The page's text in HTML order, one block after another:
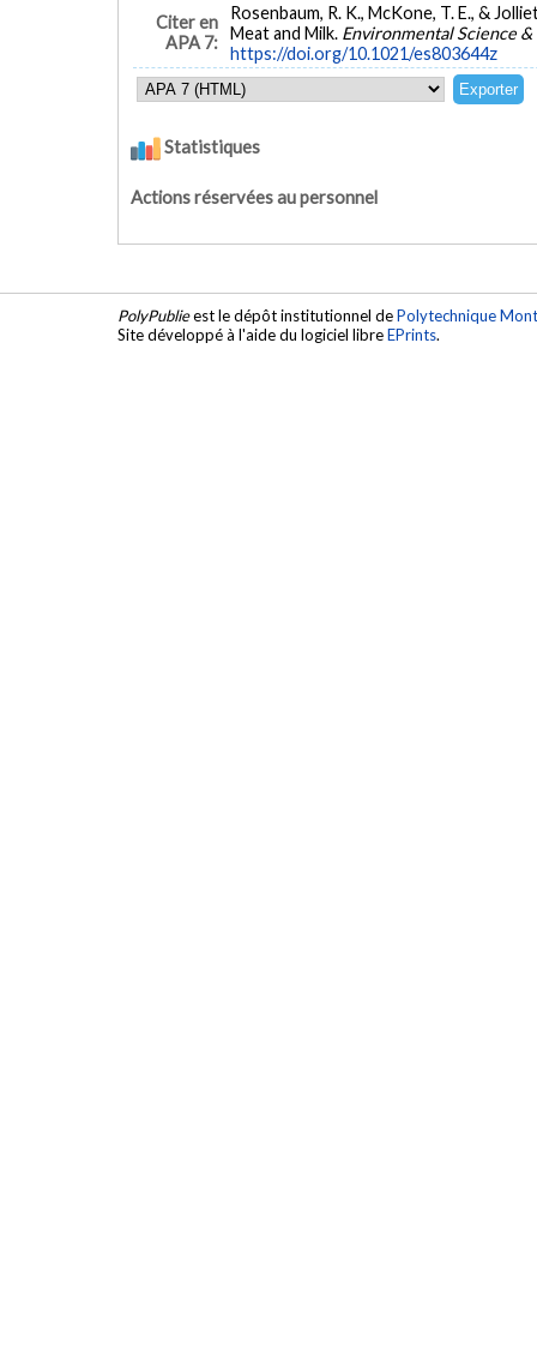
Citer en
APA 7:
Rosenbaum, R. K., McKone, T. E., &
Meat and Milk. Environmental Science &
https://doi.org/10.1021/es803644z
Statistiques
Actions réservées au personnel
PolyPublieest le dépôt institutionnel dePolytechnique
Site développé à l'aide du logiciel libreEPrints.